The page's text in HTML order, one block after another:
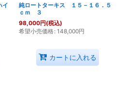
イ
純ロートターキス １５－１６．５
ｃｍ ３
98,000円(税込)
希望小売価格: 148,000円
カートに入れる